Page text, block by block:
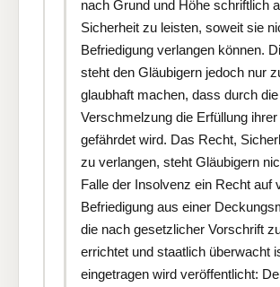
nach Grund und Höhe schriftlich
Sicherheit zu leisten, soweit sie
Befriedigung verlangen können.
steht den Gläubigern jedoch nur
glaubhaft machen, dass durch die
Verschmelzung die Erfüllung
gefährdet wird. Das Recht,
zu verlangen, steht Gläubigern
Falle der Insolvenz ein Recht auf
Befriedigung aus einer
die nach gesetzlicher Vorschrift
errichtet und staatlich überwacht
eingetragen wird veröffentlicht: